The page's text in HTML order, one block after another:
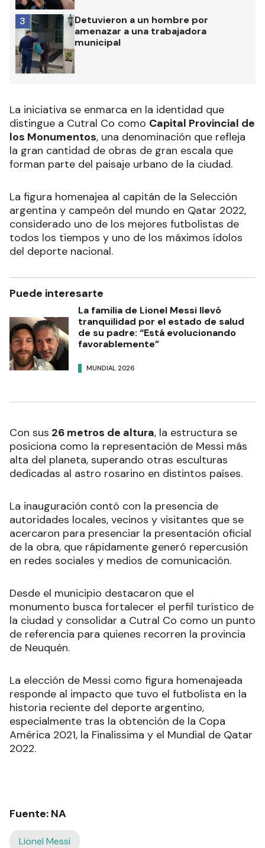
Detuvieron a un hombre por
amenazar a una trabajadora
municipal
3
La iniciativa se enmarca en la identidad que
distingue a Cutral Co como Capital Provincial de
los Monumentos, una denominación que refleja
la gran cantidad de obras de gran escala que
forman parte del paisaje urbano de la ciudad.
La figura homenajea al capitán de la Selección
argentina y campeón del mundo en Qatar 2022,
considerado uno de los mejores futbolistas de
todos los tiempos y uno de los máximos ídolos
del deporte nacional.
Puede interesarte
La familia de Lionel Messi llevó
tranquilidad por el estado de salud
de su padre: “Está evolucionando
favorablemente”
MUNDIAL 2026
Con sus 26 metros de altura, la estructura se
posiciona como la representación de Messi más
alta del planeta, superando otras esculturas
dedicadas al astro rosarino en distintos países.
La inauguración contó con la presencia de
autoridades locales, vecinos y visitantes que se
acercaron para presenciar la presentación oficial
de la obra, que rápidamente generó repercusión
en redes sociales y medios de comunicación.
Desde el municipio destacaron que el
monumento busca fortalecer el perfil turístico de
la ciudad y consolidar a Cutral Co como un punto
de referencia para quienes recorren la provincia
de Neuquén.
La elección de Messi como figura homenajeada
responde al impacto que tuvo el futbolista en la
historia reciente del deporte argentino,
especialmente tras la obtención de la Copa
América 2021, la Finalissima y el Mundial de Qatar
2022.
Fuente: NA
Lionel Messi